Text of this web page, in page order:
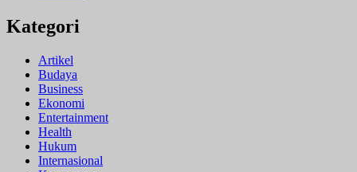
Kategori
Artikel
Budaya
Business
Ekonomi
Entertainment
Health
Hukum
Internasional